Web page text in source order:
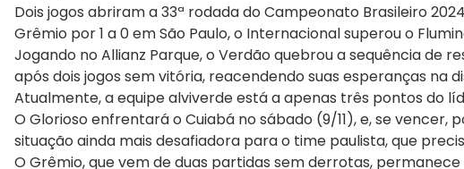
Dois jogos abriram a 33ª rodada do Campeonato Brasileiro
Grêmio por 1 a 0 em São Paulo, o Internacional superou o
Jogando no Allianz Parque, o Verdão quebrou a sequência de
após dois jogos sem vitória, reacendendo suas esperanças na
Atualmente, a equipe alviverde está a apenas três pontos do
O Glorioso enfrentará o Cuiabá no sábado (9/11), e, se
situação ainda mais desafiadora para o time paulista, que
O Grêmio, que vem de duas partidas sem derrotas,